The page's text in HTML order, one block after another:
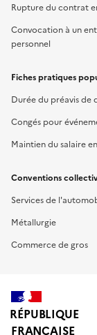
Rupture du contrat
Convocation à un
personnel
Fiches pratiques
Durée du préavis de
Congés pour
Maintien du salaire
Conventions
Services de
Métallurgie
Commerce de gros
RÉPUBLIQUE
FRANÇAISE